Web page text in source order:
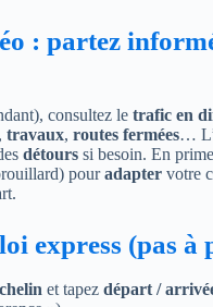
: partez
consultez le trafic en
, travaux, routes fermées…
détours si besoin. En
pouradapter votre
express (pas à
et tapez départ /